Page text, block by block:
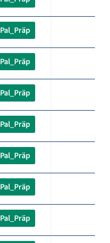
Pal_Präp
Pal_Präp
Pal_Präp
Pal_Präp
Pal_Präp
Pal_Präp
Pal_Präp